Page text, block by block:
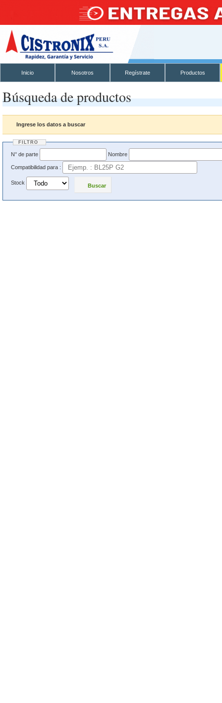
Inicio Nosotros Regístrate Productos
Búsqueda de productos
Ingrese los datos a buscar
FILTRO
N° de parte Nombre
Compatibilidad para :
Stock Buscar